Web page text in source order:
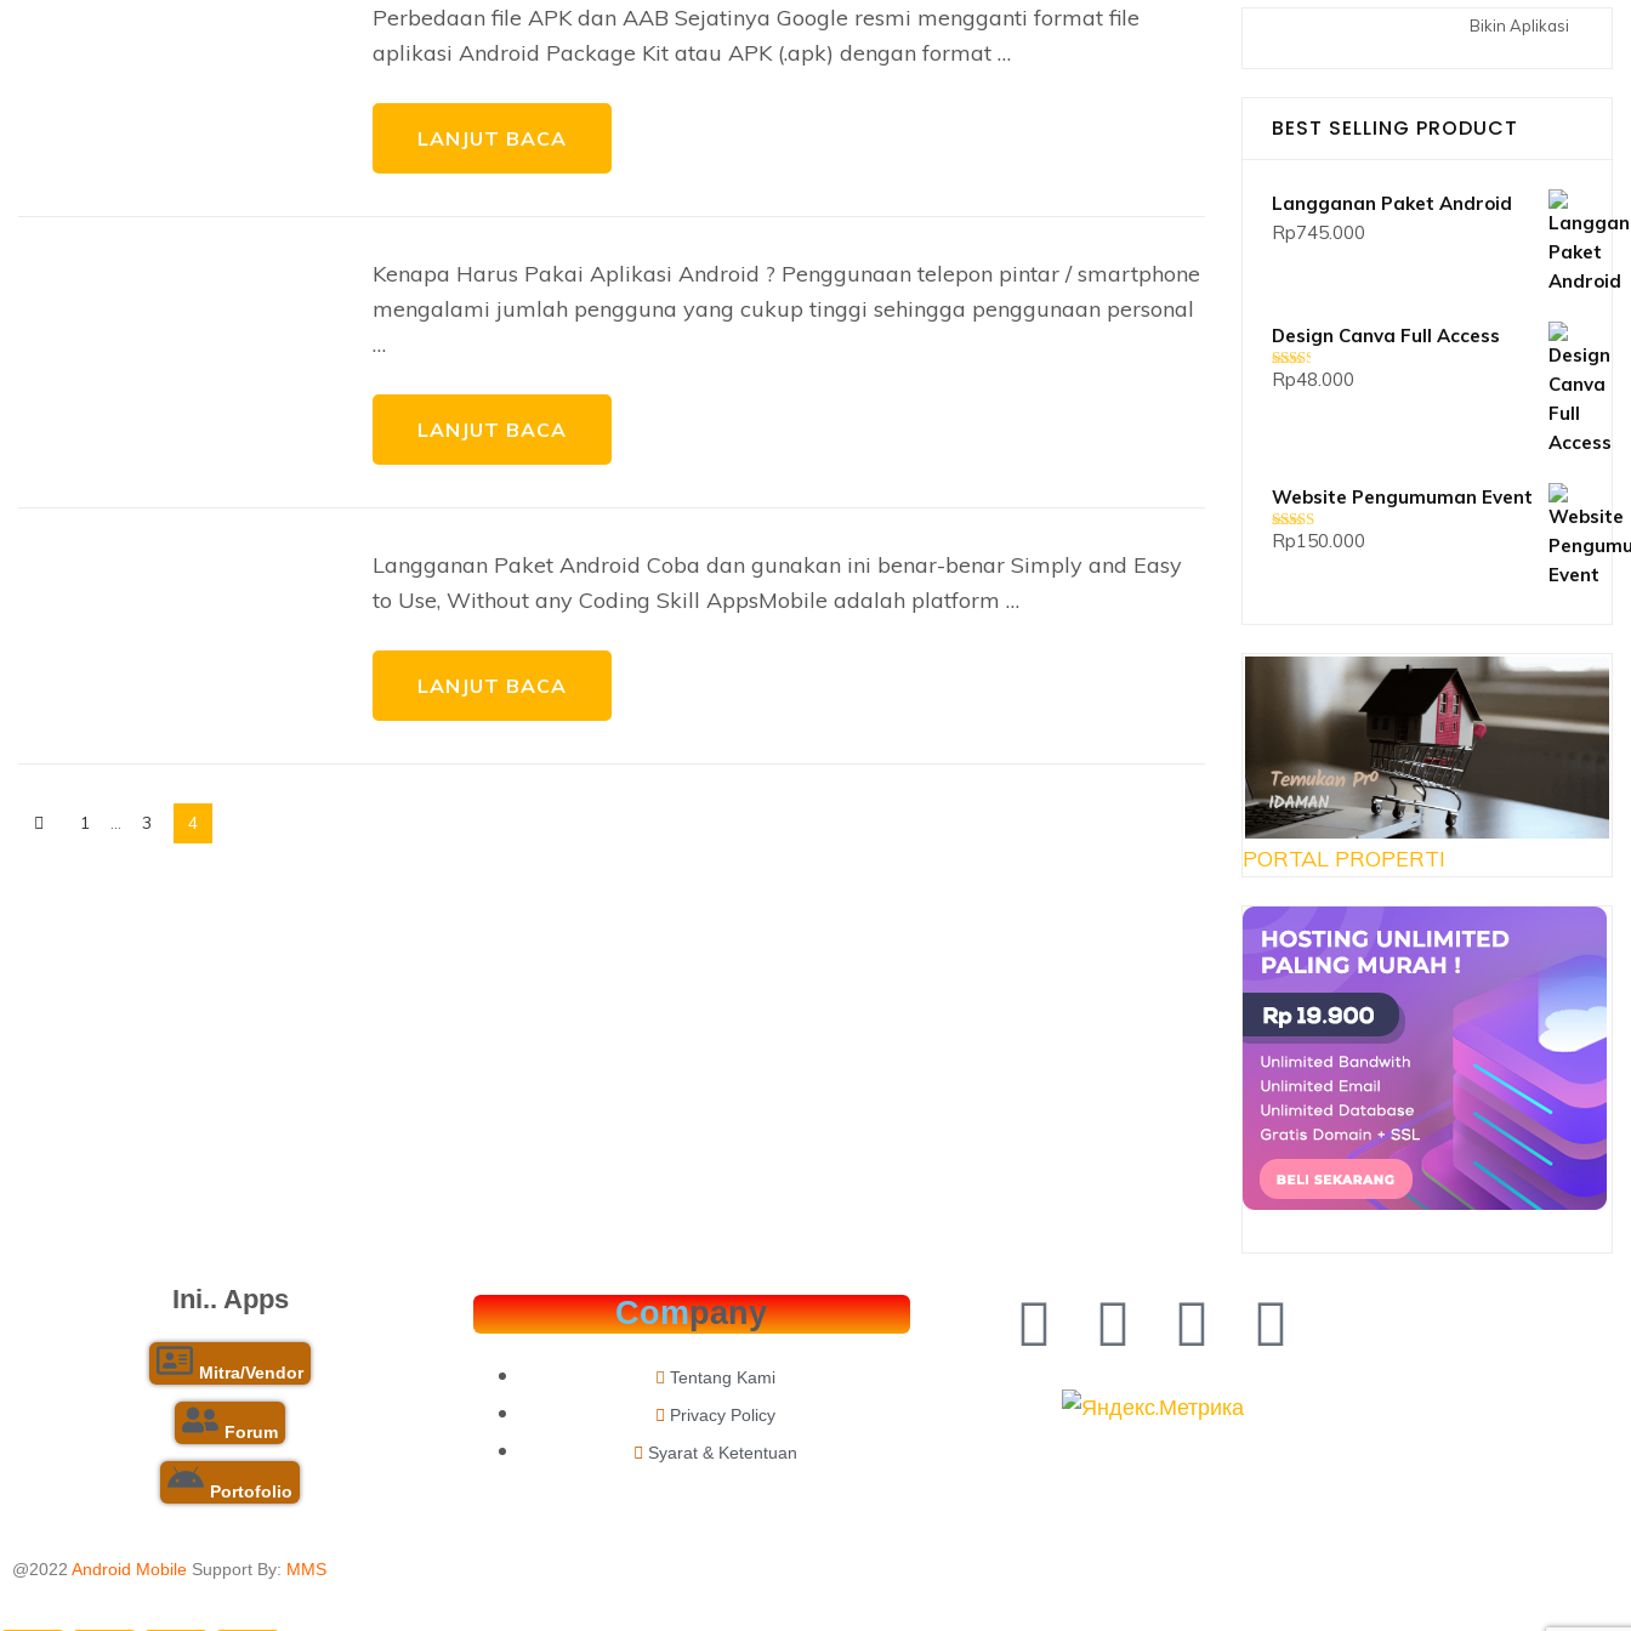
Perbedaan file APK dan AAB Sejatinya Google resmi mengganti format file
aplikasi Android Package Kit atau APK (.apk) dengan format …
LANJUT BACA
Kenapa Harus Pakai Aplikasi Android ? Penggunaan telepon pintar / smartphone
mengalami jumlah pengguna yang cukup tinggi sehingga penggunaan personal
…
LANJUT BACA
Langganan Paket Android Coba dan gunakan ini benar-benar Simply and Easy
to Use, Without any Coding Skill AppsMobile adalah platform …
LANJUT BACA
1 … 3 4
Bikin Aplikasi
BEST SELLING PRODUCT
Langganan Paket Android
Rp745.000
Design Canva Full Access
Dinilai
2.33
Rp48.000
Website Pengumuman Event
Dinilai5.00
dari 5
Rp150.000
PORTAL PROPERTI
Ini.. Apps
Mitra/Vendor
Forum
Portofolio
Company
Tentang Kami
Privacy Policy
Syarat & Ketentuan
@2022 Android Mobile Support By: MMS